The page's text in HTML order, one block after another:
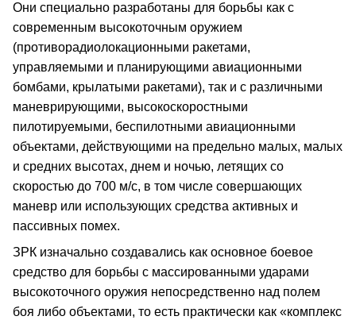
Они специально разработаны для борьбы как с
современным высокоточным оружием
(противорадиолокационными ракетами,
управляемыми и планирующими авиационными
бомбами, крылатыми ракетами), так и с различными
маневрирующими, высокоскоростными
пилотируемыми, беспилотными авиационными
объектами, действующими на предельно малых, малых
и средних высотах, днем и ночью, летящих со
скоростью до 700 м/с, в том числе совершающих
маневр или использующих средства активных и
пассивных помех.
ЗРК изначально создавались как основное боевое
средство для борьбы с массированными ударами
высокоточного оружия непосредственно над полем
боя либо объектами, то есть практически как «комплекс